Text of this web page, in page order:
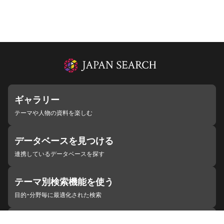
ギャラリー
テーマや人物の資料を楽しむ
データベースを見つける
連携しているデータベースを探す
テーマ別検索機能を使う
目的・分野毎に最適化された検索